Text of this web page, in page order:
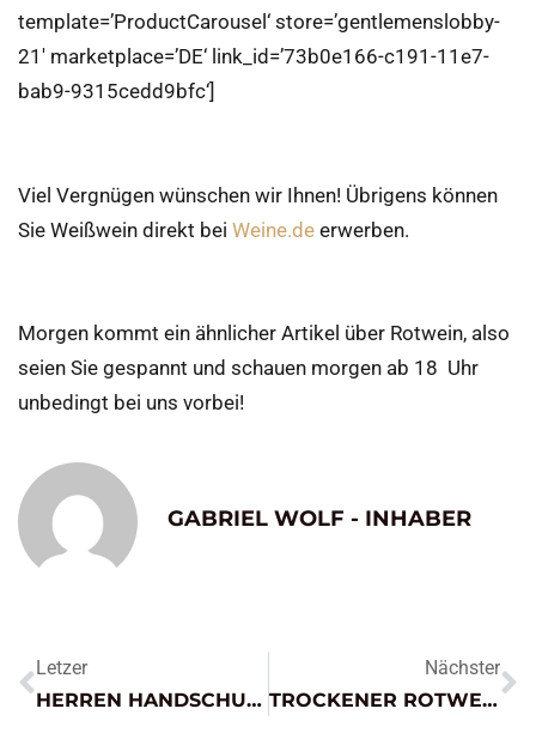
template=’ProductCarousel‘ store=’gentlemenslobby-
21′ marketplace=’DE‘ link_id=’73b0e166-c191-11e7-
bab9-9315cedd9bfc‘]
Viel Vergnügen wünschen wir Ihnen! Übrigens können
Sie Weißwein direkt bei Weine.de erwerben.
Morgen kommt ein ähnlicher Artikel über Rotwein, also
seien Sie gespannt und schauen morgen ab 18 Uhr
unbedingt bei uns vorbei!
GABRIEL WOLF - INHABER
Letzer
HERREN HANDSCHUHE – MUST HAVE FÜR DEN WINTER
Nächster
TROCKENER ROTWEIN – KATEGORISIERUNG & TIPPS